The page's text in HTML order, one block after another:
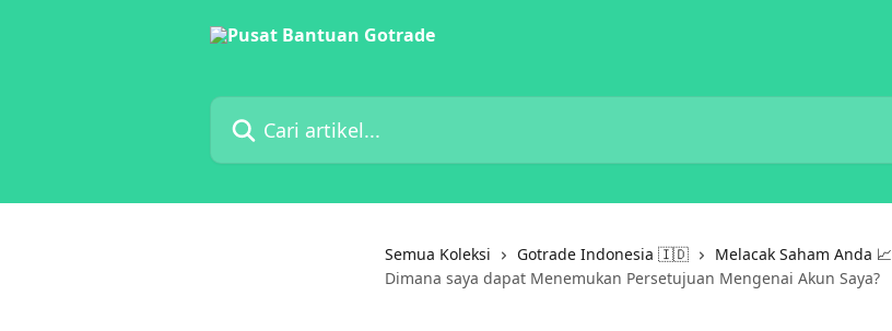
Cari artikel...
Semua Koleksi Gotrade Indonesia 🇮🇩
Melacak Saham Anda 📈
Dimana saya dapat Menemukan Persetujuan Mengenai Akun Saya?